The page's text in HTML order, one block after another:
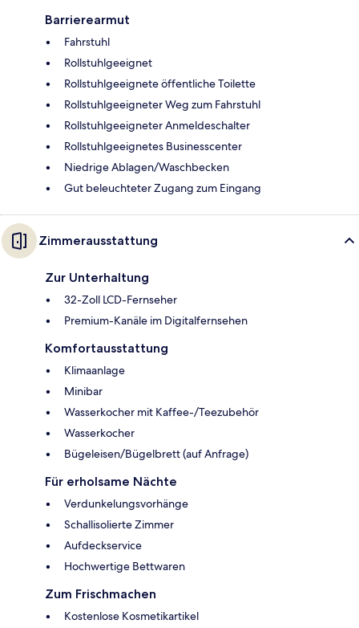
Barrierearmut
Fahrstuhl
Rollstuhlgeeignet
Rollstuhlgeeignete öffentliche Toilette
Rollstuhlgeeigneter Weg zum Fahrstuhl
Rollstuhlgeeigneter Anmeldeschalter
Rollstuhlgeeignetes Businesscenter
Niedrige Ablagen/Waschbecken
Gut beleuchteter Zugang zum Eingang
Zimmerausstattung
Zur Unterhaltung
32-Zoll LCD-Fernseher
Premium-Kanäle im Digitalfernsehen
Komfortausstattung
Klimaanlage
Minibar
Wasserkocher mit Kaffee-/Teezubehör
Wasserkocher
Bügeleisen/Bügelbrett (auf Anfrage)
Für erholsame Nächte
Verdunkelungsvorhänge
Schallisolierte Zimmer
Aufdeckservice
Hochwertige Bettwaren
Zum Frischmachen
Kostenlose Kosmetikartikel